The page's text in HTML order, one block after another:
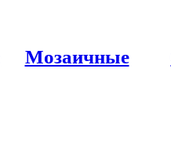
Мозаичные